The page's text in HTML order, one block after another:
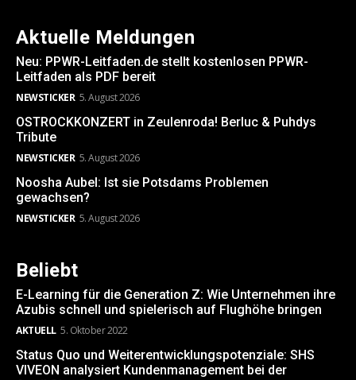
Aktuelle Meldungen
Neu: PPWR-Leitfaden.de stellt kostenlosen PPWR-
Leitfaden als PDF bereit
NEWSTICKER 5. August 2026
OSTROCKKONZERT in Zeulenroda! Berluc & Puhdys
Tribute
NEWSTICKER 5. August 2026
Noosha Aubel: Ist sie Potsdams Problemen
gewachsen?
NEWSTICKER 5. August 2026
Beliebt
E-Learning für die Generation Z: Wie Unternehmen ihre
Azubis schnell und spielerisch auf Flughöhe bringen
AKTUELL 5. Oktober 2022
Status Quo und Weiterentwicklungspotenziale: SHS
VIVEON analysiert Kundenmanagement bei der